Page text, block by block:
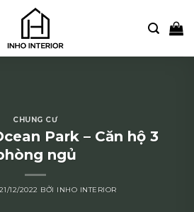
CHUNG CƯ
Park – Căn hộ 3
ngủ
21/12/2022 BỞI INHO INTERIOR